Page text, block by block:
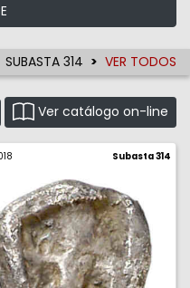
SUBASTA 314 VER TODOS
Ver catálogo on-line
Subasta 314